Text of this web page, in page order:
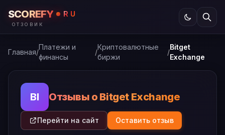
SCOREFY RU
ОТЗОВИК
Главная/
Платежи и
финансы
/
Криптовалютные
биржи
/
Bitget
Exchange
BI Отзывы о Bitget Exchange
Перейти на сайт Оставить отзыв